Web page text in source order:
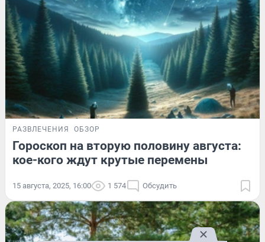
РАЗВЛЕЧЕНИЯ ОБЗОР
Гороскоп на вторую половину августа:
кое-кого ждут крутые перемены
15 августа, 2025, 16:00 1 574 Обсудить